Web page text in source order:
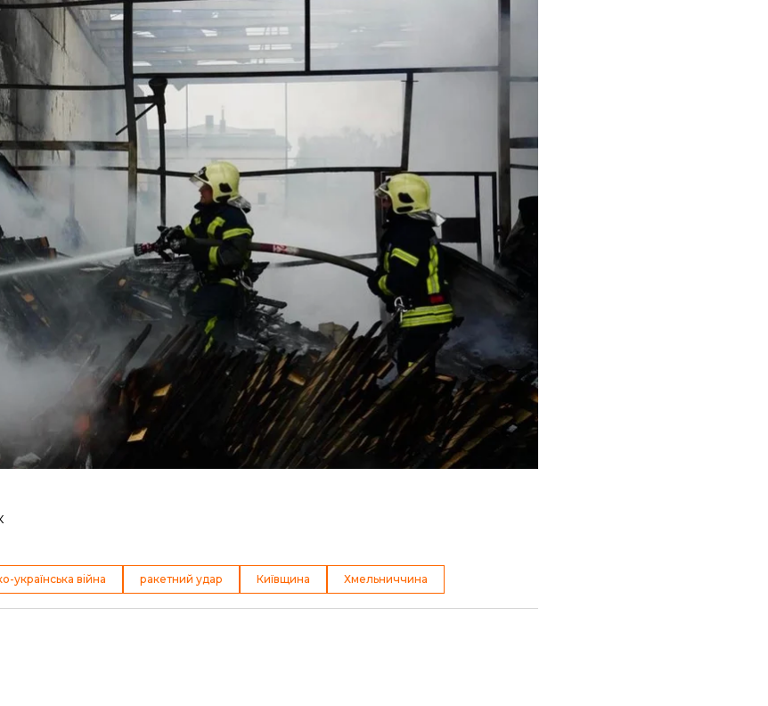
Франківщина.
через удари окупантів спалахнула пожежа на території
без загиблих.
міста з початку повномасштабної війни. Якповідомивочільник
та 50 дронами.
дронами. За даними
очільника ОВА Миколи Калашника, внаслідок
перелом грудної клітини.
атакою крилатих ракет та ударних дронів. Офіційно про наслідки
даху й стіни в одному з приватних будинків, повідомив
українська війна ракетний удар Київщина Хмельниччина